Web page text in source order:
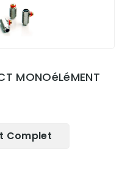
MONOéLéMENT
Complet